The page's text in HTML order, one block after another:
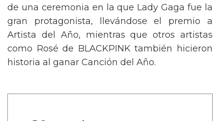
de una ceremonia en la que Lady Gaga fue la
gran protagonista, llevándose el premio a
Artista del Año, mientras que otros artistas
como Rosé de BLACKPINK también hicieron
historia al ganar Canción del Año.